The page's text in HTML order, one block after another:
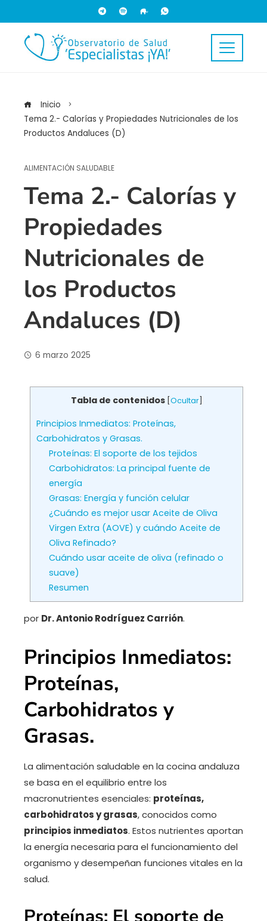
Inicio
Tema 2.- Calorías y Propiedades Nutricionales de los
Productos Andaluces (D)
ALIMENTACIÓN SALUDABLE
Tema 2.- Calorías y
Propiedades
Nutricionales de
los Productos
Andaluces (D)
6 marzo 2025
Tabla de contenidos Ocultar]
Principios Inmediatos: Proteínas,
Carbohidratos y Grasas.
Proteínas: El soporte de los tejidos
Carbohidratos: La principal fuente de
energía
Grasas: Energía y función celular
¿Cuándo es mejor usar Aceite de Oliva
Virgen Extra (AOVE) y cuándo Aceite de
Oliva Refinado?
Cuándo usar aceite de oliva (refinado o
suave)
Resumen
por Dr. Antonio Rodríguez Carrión.
Principios Inmediatos:
Proteínas,
Carbohidratos y
Grasas.
La alimentación saludable en la cocina andaluza
se basa en el equilibrio entre los
macronutrientes esenciales: proteínas,
carbohidratos y grasas, conocidos como
principios inmediatos. Estos nutrientes aportan
la energía necesaria para el funcionamiento del
organismo y desempeñan funciones vitales en la
salud.